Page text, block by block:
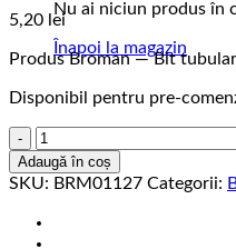
Nu ai niciun produs în
Înapoi la magazin
5,20 lei
Produs Broman — Bit
Disponibil pentru pre-
Cantitate
Bit
tubulara
tabla
Adaugă în coș
SKU: BRM01127 Categorii: